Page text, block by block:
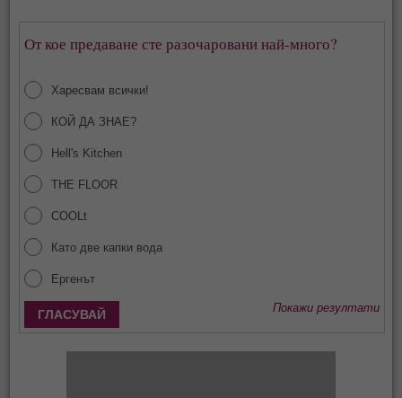
От кое предаване сте разочаровани най-много?
Харесвам всички!
КОЙ ДА ЗНАЕ?
Hell's Kitchen
THE FLOOR
COOLt
Като две капки вода
Ергенът
Покажи резултати